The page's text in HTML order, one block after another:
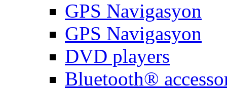
GPS Navigasyon
GPS Navigasyon
DVD players
Bluetooth®